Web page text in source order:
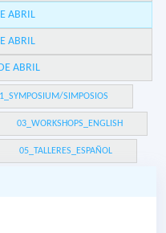
ABRIL
ABRIL
ABRIL
SIMPOSIOS
03_WORKSHOPS_ENGLISH
05_TALLERES_ESPAÑOL